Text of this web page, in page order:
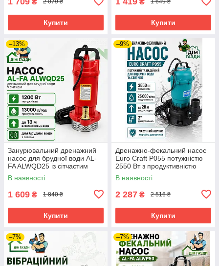
2 079 ₴
Купити
1 649 ₴
Купити
–13%
Занурювальний дренажний
насос для брудної води AL-
FA ALWQD25 із сітчастим
фільтром
В наявності
1 609 ₴ 1 840 ₴
Купити
–9%
Дренажно-фекальний насос
Euro Craft P055 потужністю
2550 Вт з продуктивністю
1300 л/г
В наявності
2 287 ₴ 2 516 ₴
Купити
–7% –7%